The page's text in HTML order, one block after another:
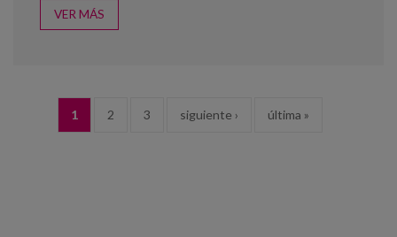
VER MÁS
PÁGINAS
1 2 3 siguiente › última »